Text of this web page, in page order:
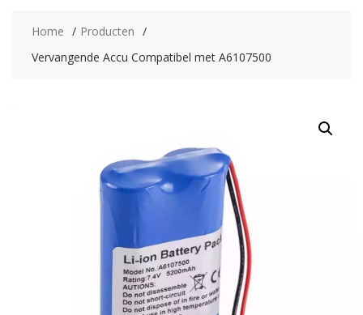
Home
Producten
Vervangende Accu Compatibel met A6107500